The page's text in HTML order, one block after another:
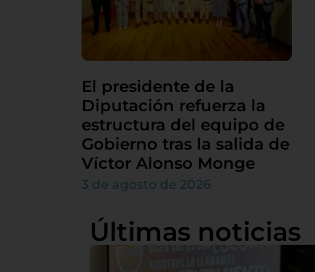
El presidente de la
Diputación refuerza la
estructura del equipo de
Gobierno tras la salida de
Víctor Alonso Monge
3 de agosto de 2026
Últimas noticias